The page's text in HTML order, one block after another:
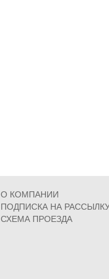
О КОМПАНИИ
ПОДПИСКА НА
СХЕМА ПРОЕЗДА